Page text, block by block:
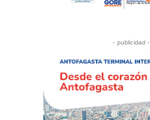
- publicidad -